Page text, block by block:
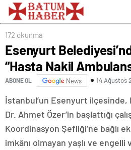
172 okunma
Esenyurt
“Hasta Nakil
ABONE OL News 14 Ağustos
İstanbul’un Esenyurt ilçesinde,
Dr. Ahmet Özer’in başlattığı
Koordinasyon Şefliği’ne bağlı
imkânı olmayan yaşlı ve engelli